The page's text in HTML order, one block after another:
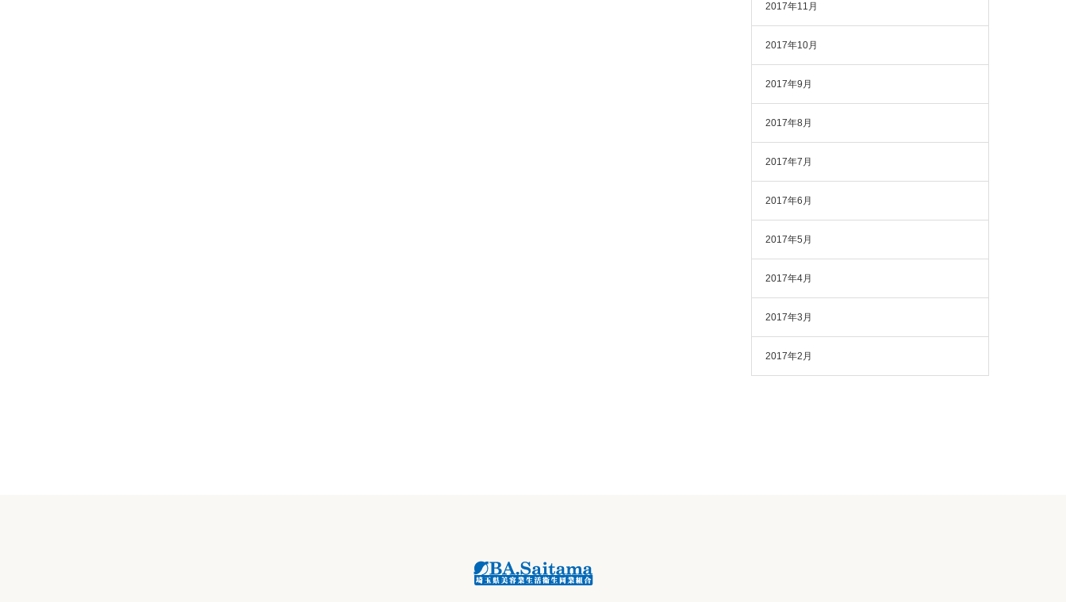
2017年11月
2017年10月
2017年9月
2017年8月
2017年7月
2017年6月
2017年5月
2017年4月
2017年3月
2017年2月